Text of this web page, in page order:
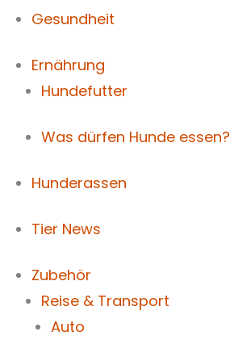
Gesundheit
Ernährung
Hundefutter
Was dürfen Hunde essen?
Hunderassen
Tier News
Zubehör
Reise & Transport
Auto